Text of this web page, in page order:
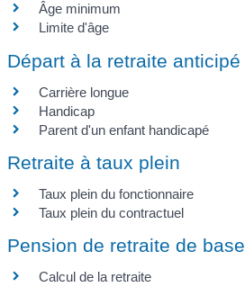
Âge minimum
Limite d'âge
Départ à la retraite anticipé
Carrière longue
Handicap
Parent d'un enfant handicapé
Retraite à taux plein
Taux plein du fonctionnaire
Taux plein du contractuel
Pension de retraite de base
Calcul de la retraite